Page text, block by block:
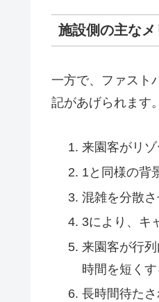
施設側の主なメ
一方で、ファスト
記があげられます。
来園客がリ
1と同様の背
混雑を分散
3により、キ
来園客が行
時間を短く
長時間待た